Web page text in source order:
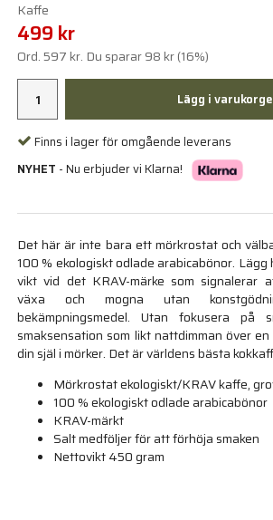
499 kr
Ord.597 kr. Du sparar98 kr(16%)
Lägg i
Finns i lager för omgående leverans
NYHET - Nu erbjuder vi Klarna!
Det här är inte bara ett mörkrostat och
100 % ekologiskt odlade arabicabönor.
vikt vid det KRAV-märke som signalerar
växa och mogna utan
bekämpningsmedel. Utan fokusera på
smaksensation som likt nattdimman över
din själ i mörker. Det är världens bästa
Mörkrostat ekologiskt/KRAV kaffe,
100 % ekologiskt odlade arabicabönor
KRAV-märkt
Salt medföljer för att förhöja smaken
Nettovikt 450 gram